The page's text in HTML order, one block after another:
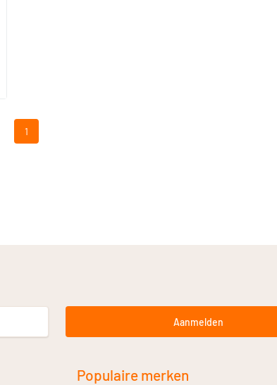
1
Aanmelden
Populaire merken